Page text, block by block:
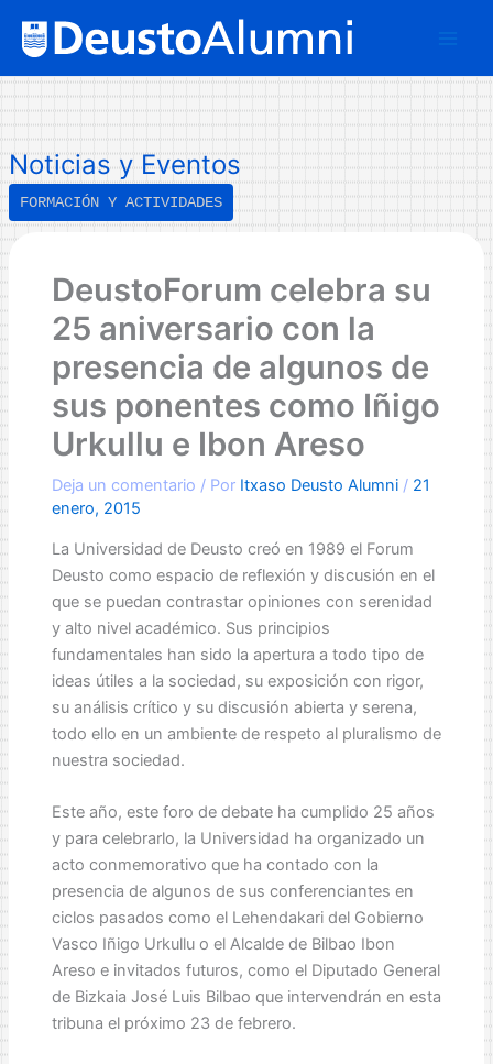
u
s
c
a
r
Noticias y Eventos
FORMACIÓN Y ACTIVIDADES
DeustoForum celebra su
25 aniversario con la
presencia de algunos de
sus ponentes como Iñigo
Urkullu e Ibon Areso
Deja un comentario / Por Itxaso Deusto Alumni / 21
enero, 2015
La Universidad de Deusto creó en 1989 el Forum
Deusto como espacio de reflexión y discusión en el
que se puedan contrastar opiniones con serenidad
y alto nivel académico. Sus principios
fundamentales han sido la apertura a todo tipo de
ideas útiles a la sociedad, su exposición con rigor,
su análisis crítico y su discusión abierta y serena,
todo ello en un ambiente de respeto al pluralismo de
nuestra sociedad.
Este año, este foro de debate ha cumplido 25 años
y para celebrarlo, la Universidad ha organizado un
acto conmemorativo que ha contado con la
presencia de algunos de sus conferenciantes en
ciclos pasados como el Lehendakari del Gobierno
Vasco Iñigo Urkullu o el Alcalde de Bilbao Ibon
Areso e invitados futuros, como el Diputado General
de Bizkaia José Luis Bilbao que intervendrán en esta
tribuna el próximo 23 de febrero.